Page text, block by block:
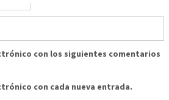
con los siguientes comentarios
con cada nueva entrada.